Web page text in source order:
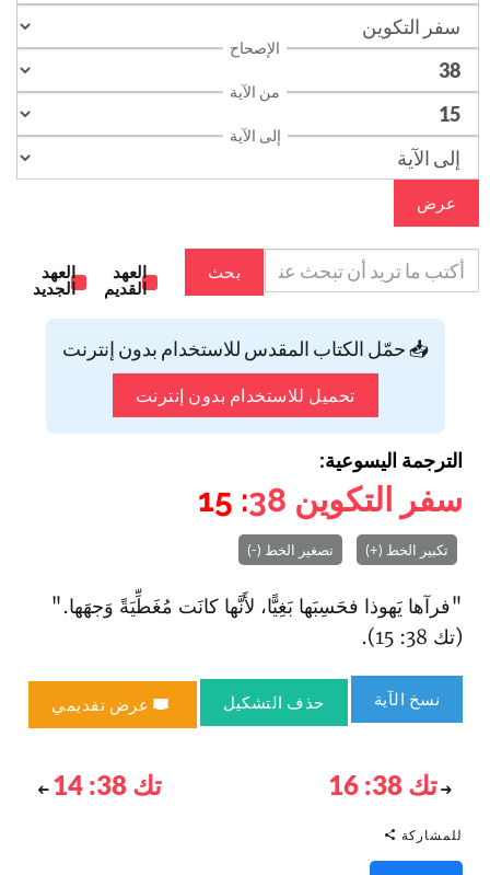
الإصحاح
من الآية
إلى الآية
عرض
بحث
العهد
القديم
العهد
الجديد
📥 حمّل الكتاب المقدس للاستخدام بدون إنترنت
تحميل للاستخدام بدون إنترنت
الترجمة اليسوعية:
سفر التكوين 38
: 15
تكبير الخط (+) تصغير الخط (-)
"فرآها يَهوذا فحَسِبَها بَغِيًّا، لأَنَّها كانَت مُغَطِّيَةً وَجهَها."
(تك 38: 15).
نسخ الآية حذف التشكيل عرض تقديمي
تك 38: 16 تك 38: 14
للمشاركة